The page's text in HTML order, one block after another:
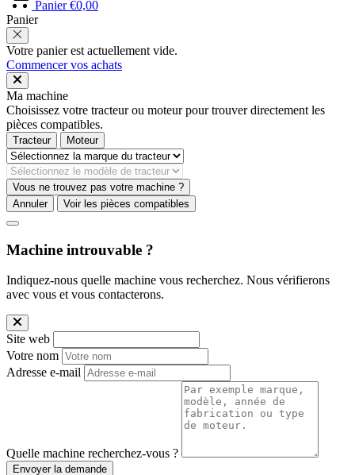
Panier €0,00
Panier
Votre panier est actuellement vide.
Commencer vos achats
Ma machine
Choisissez votre tracteur ou moteur pour trouver directement les
pièces compatibles.
Tracteur Moteur
Vous ne trouvez pas votre machine ?
Annuler
Voir les pièces compatibles
Machine introuvable ?
Indiquez-nous quelle machine vous recherchez. Nous vérifierons
avec vous et vous contacterons.
Site web
Votre nom
Adresse e-mail
Quelle machine recherchez-vous ?
Envoyer la demande